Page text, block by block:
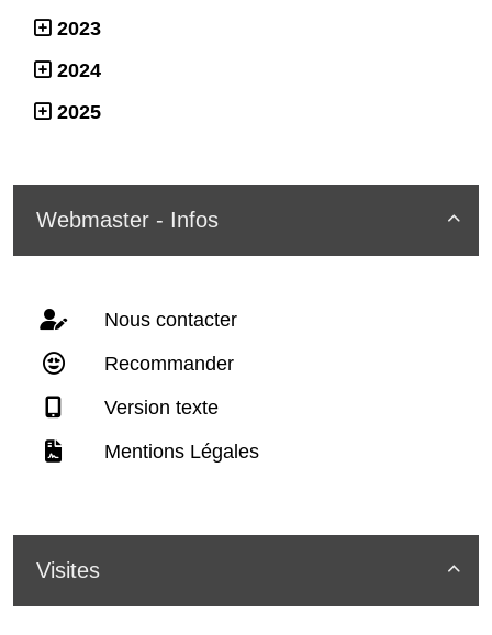
2023
2024
2025

Webmaster - Infos
Nous contacter
Recommander
Version texte
Mentions Légales

Visites